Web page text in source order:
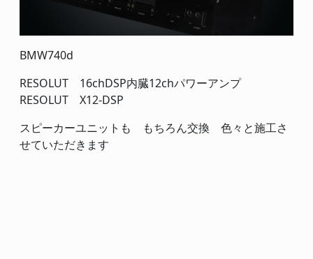
BMW740d
RESOLUT 16chDSP内臓12chパワーアンプ
RESOLUT X12-DSP
スピーカーユニットも もちろん交換 色々と施工さ
せていただきます